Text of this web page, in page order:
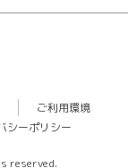
ご利用環境
シーポリシー
reserved.